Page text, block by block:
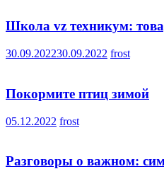
Школа vz техникум:
30.09.202230.09.2022 frost
Покормите птиц зимой
05.12.2022 frost
Разговоры о важном: